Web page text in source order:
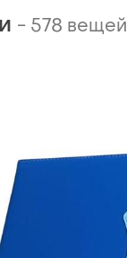
- 578 вещей